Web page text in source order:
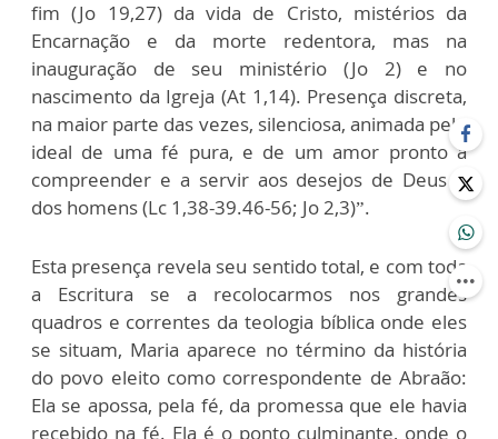
fim (Jo 19,27) da vida de Cristo, mistérios da
Encarnação e da morte redentora, mas na
inauguração de seu ministério (Jo 2) e no
nascimento da Igreja (At 1,14). Presença discreta,
na maior parte das vezes, silenciosa, animada pelo
ideal de uma fé pura, e de um amor pronto a
compreender e a servir aos desejos de Deus e
dos homens (Lc 1,38-39.46-56; Jo 2,3)”.
Esta presença revela seu sentido total, e com toda
a Escritura se a recolocarmos nos grandes
quadros e correntes da teologia bíblica onde eles
se situam, Maria aparece no término da história
do povo eleito como correspondente de Abraão:
Ela se apossa, pela fé, da promessa que ele havia
recebido na fé. Ela é o ponto culminante, onde o